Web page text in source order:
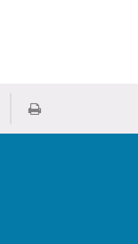
via EmailImprimir